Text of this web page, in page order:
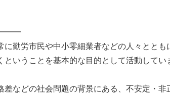
勤労市民や中小零細業者などの人々ととも
いうことを基本的な目的として活動してい
などの社会問題の背景にある、不安定・非